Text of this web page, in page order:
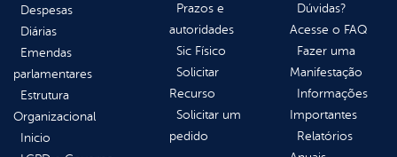
Despesas
Diárias
Emendas
parlamentares
Estrutura
Organizacional
Inicio
Prazos e
autoridades
Sic Físico
Solicitar
Recurso
Solicitar um
pedido
Dúvidas?
Acesse o FAQ
Fazer uma
Manifestação
Informações
Importantes
Relatórios